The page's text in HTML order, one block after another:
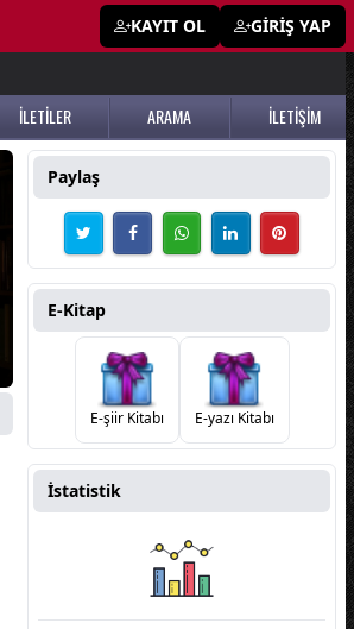
KAYIT OL GİRİŞ YAP
İLETİLER ARAMA İLETİŞİM
Paylaş
E-Kitap
E-şiir Kitabı E-yazı Kitabı
İstatistik